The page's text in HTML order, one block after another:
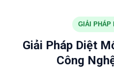
GIẢI PHÁP
Giải Pháp Diệt
Công